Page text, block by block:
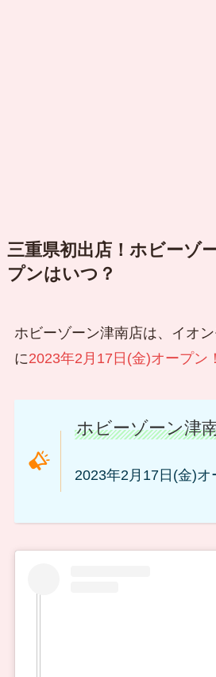
三重県初出店！ホビーゾ
プンはいつ？
ホビーゾーン津南店は、イオ
に2023年2月17日(金)オープン！
ホビーゾーン津
2023年2月17日(金)オ